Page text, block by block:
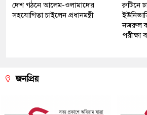
দেশ গঠনে আলেম-ওলামাদের
সহযোগিতা চাইলেন প্রধানমন্ত্রী
রুটিনে
নজরুল
পরীক্ষা
জনপ্রিয়